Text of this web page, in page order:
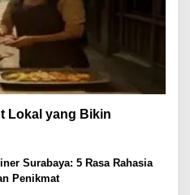
Lokal yang Bikin
Surabaya: 5 Rasa Rahasia
Penikmat